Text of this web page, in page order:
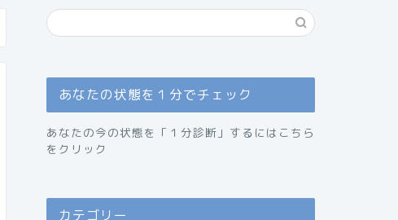
あなたの状態を１分でチェック
あなたの今の状態を「１分診断」するにはこちら
をクリック
カテゴリー